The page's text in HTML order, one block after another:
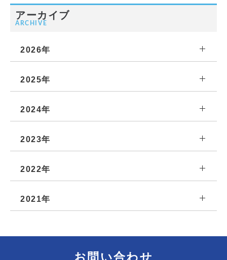
アーカイブ
ARCHIVE
2026年
2025年
2024年
2023年
2022年
2021年
お問い合わせ